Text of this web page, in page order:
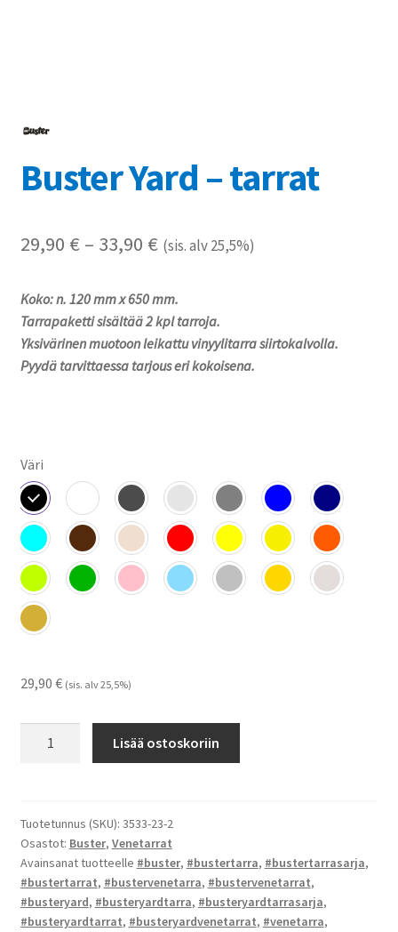
Teollisuus & Kiinteistö
Toimitusehdot
Värikartta
Kassa
Buster Yard – tarrat
29,90 € – 33,90 €Hintaluokka:
-
33,90 €
(sis. alv 25,5%)
Koko: n. 120 mm x 650 mm.
Tarrapaketti sisältää 2 kpl tarroja.
Yksivärinen muotoon leikattu vinyylitarra siirtokalvolla.
Pyydä tarvittaessa tarjous eri kokoisena.
Väri
29,90 € (sis. alv 25,5%)
määrä
Lisää ostoskoriin
Tuotetunnus (SKU): 3533-23-2
Osastot: Buster, Venetarrat
Avainsanat tuotteelle #buster, #bustertarra, #bustertarrasarja,
#bustertarrat, #bustervenetarra, #bustervenetarrat,
#busteryard, #busteryardtarra, #busteryardtarrasarja,
#busteryardtarrat, #busteryardvenetarrat, #venetarra,